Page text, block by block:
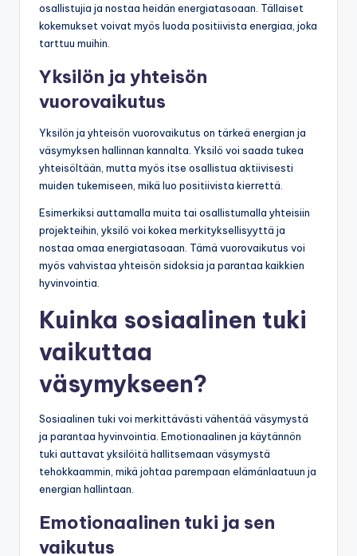
osallistujia ja nostaa heidän energiatasoaan. Tällaiset
kokemukset voivat myös luoda positiivista energiaa, joka
tarttuu muihin.
Yksilön ja yhteisön
vuorovaikutus
Yksilön ja yhteisön vuorovaikutus on tärkeä energian ja
väsymyksen hallinnan kannalta. Yksilö voi saada tukea
yhteisöltään, mutta myös itse osallistua aktiivisesti
muiden tukemiseen, mikä luo positiivista kierrettä.
Esimerkiksi auttamalla muita tai osallistumalla yhteisiin
projekteihin, yksilö voi kokea merkityksellisyyttä ja
nostaa omaa energiatasoaan. Tämä vuorovaikutus voi
myös vahvistaa yhteisön sidoksia ja parantaa kaikkien
hyvinvointia.
Kuinka sosiaalinen tuki
vaikuttaa
väsymykseen?
Sosiaalinen tuki voi merkittävästi vähentää väsymystä
ja parantaa hyvinvointia. Emotionaalinen ja käytännön
tuki auttavat yksilöitä hallitsemaan väsymystä
tehokkaammin, mikä johtaa parempaan elämänlaatuun ja
energian hallintaan.
Emotionaalinen tuki ja sen
vaikutus